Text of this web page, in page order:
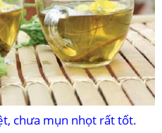
chưa mụn nhọt rất tốt.